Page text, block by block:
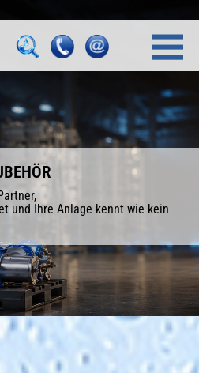
und Ihre Anlage kennt wie kein